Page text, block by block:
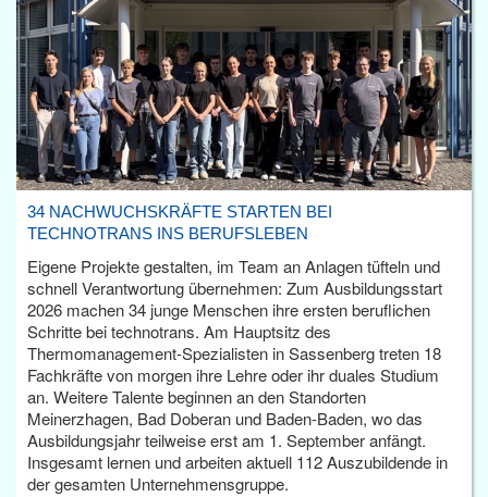
34 NACHWUCHSKRÄFTE STARTEN BEI
TECHNOTRANS INS BERUFSLEBEN
Eigene Projekte gestalten, im Team an Anlagen tüfteln und
schnell Verantwortung übernehmen: Zum Ausbildungsstart
2026 machen 34 junge Menschen ihre ersten beruflichen
Schritte bei technotrans. Am Hauptsitz des
Thermomanagement-Spezialisten in Sassenberg treten 18
Fachkräfte von morgen ihre Lehre oder ihr duales Studium
an. Weitere Talente beginnen an den Standorten
Meinerzhagen, Bad Doberan und Baden-Baden, wo das
Ausbildungsjahr teilweise erst am 1. September anfängt.
Insgesamt lernen und arbeiten aktuell 112 Auszubildende in
der gesamten Unternehmensgruppe.